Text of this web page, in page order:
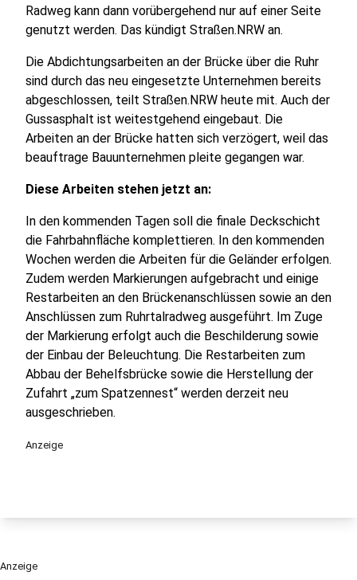
Radweg kann dann vorübergehend nur auf einer Seite
genutzt werden. Das kündigt Straßen.NRW an.
Die Abdichtungsarbeiten an der Brücke über die Ruhr
sind durch das neu eingesetzte Unternehmen bereits
abgeschlossen, teilt Straßen.NRW heute mit. Auch der
Gussasphalt ist weitestgehend eingebaut. Die
Arbeiten an der Brücke hatten sich verzögert, weil das
beauftrage Bauunternehmen pleite gegangen war.
Diese Arbeiten stehen jetzt an:
In den kommenden Tagen soll die finale Deckschicht
die Fahrbahnfläche komplettieren. In den kommenden
Wochen werden die Arbeiten für die Geländer erfolgen.
Zudem werden Markierungen aufgebracht und einige
Restarbeiten an den Brückenanschlüssen sowie an den
Anschlüssen zum Ruhrtalradweg ausgeführt. Im Zuge
der Markierung erfolgt auch die Beschilderung sowie
der Einbau der Beleuchtung. Die Restarbeiten zum
Abbau der Behelfsbrücke sowie die Herstellung der
Zufahrt „zum Spatzennest“ werden derzeit neu
ausgeschrieben.
Anzeige
Anzeige